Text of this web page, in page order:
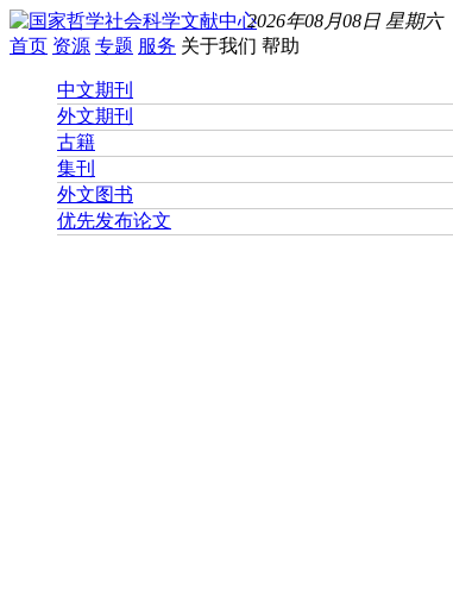
2026年08月08日 星期六
首页 资源 专题 服务 关于我们 帮助
中文期刊
外文期刊
古籍
集刊
外文图书
优先发布论文